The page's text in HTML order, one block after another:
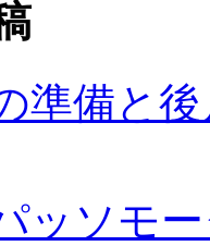
準備と
ッソモ